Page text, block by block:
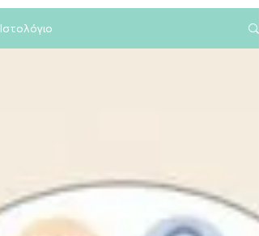
Ιστολόγιο